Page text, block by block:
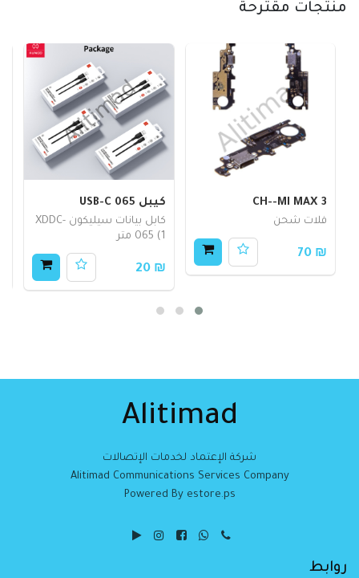
منتجات مقترحة
CH--MI MAX 3
فلات شحن
₪ 70
كيبل 065 USB-C
كابل بيانات سيليكون XDDC-
065 (1 متر
₪ 20
Alitimad
شركة الإعتماد لخدمات الإتصالات
Alitimad Communications Services Company
Powered By estore.ps
روابط